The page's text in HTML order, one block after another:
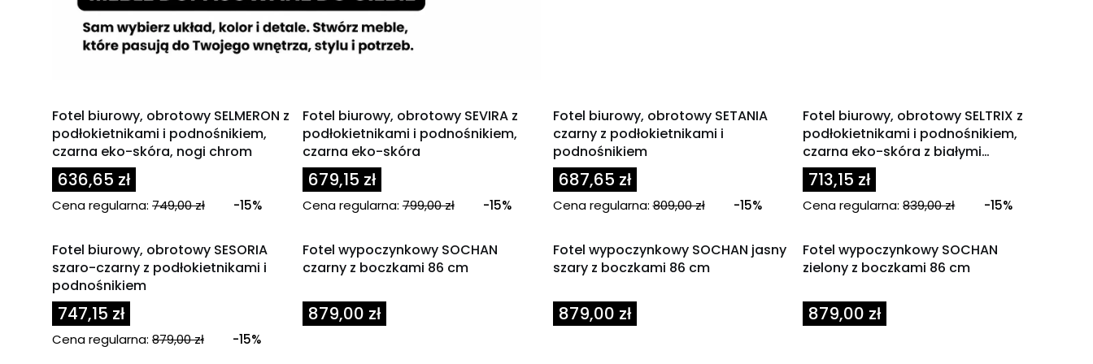
Fotel biurowy, obrotowy SELMERON z
podłokietnikami i podnośnikiem,
czarna eko-skóra, nogi chrom
636,65 zł
Cena regularna: 749,00 zł -15%
Fotel biurowy, obrotowy SEVIRA z
podłokietnikami i podnośnikiem,
czarna eko-skóra
679,15 zł
Cena regularna: 799,00 zł -15%
Fotel biurowy, obrotowy SETANIA
czarny z podłokietnikami i
podnośnikiem
687,65 zł
Cena regularna: 809,00 zł -15%
Fotel biurowy, obrotowy SELTRIX z
podłokietnikami i podnośnikiem,
czarna eko-skóra z białymi
wstawkami, nogi chrom
713,15 zł
Cena regularna: 839,00 zł -15%
Fotel biurowy, obrotowy SESORIA
szaro-czarny z podłokietnikami i
podnośnikiem
747,15 zł
Cena regularna: 879,00 zł -15%
Fotel wypoczynkowy SOCHAN
czarny z boczkami 86 cm
Cena
879,00 zł
Fotel wypoczynkowy SOCHAN jasny
szary z boczkami 86 cm
Cena
879,00 zł
Fotel wypoczynkowy SOCHAN
zielony z boczkami 86 cm
Cena
879,00 zł